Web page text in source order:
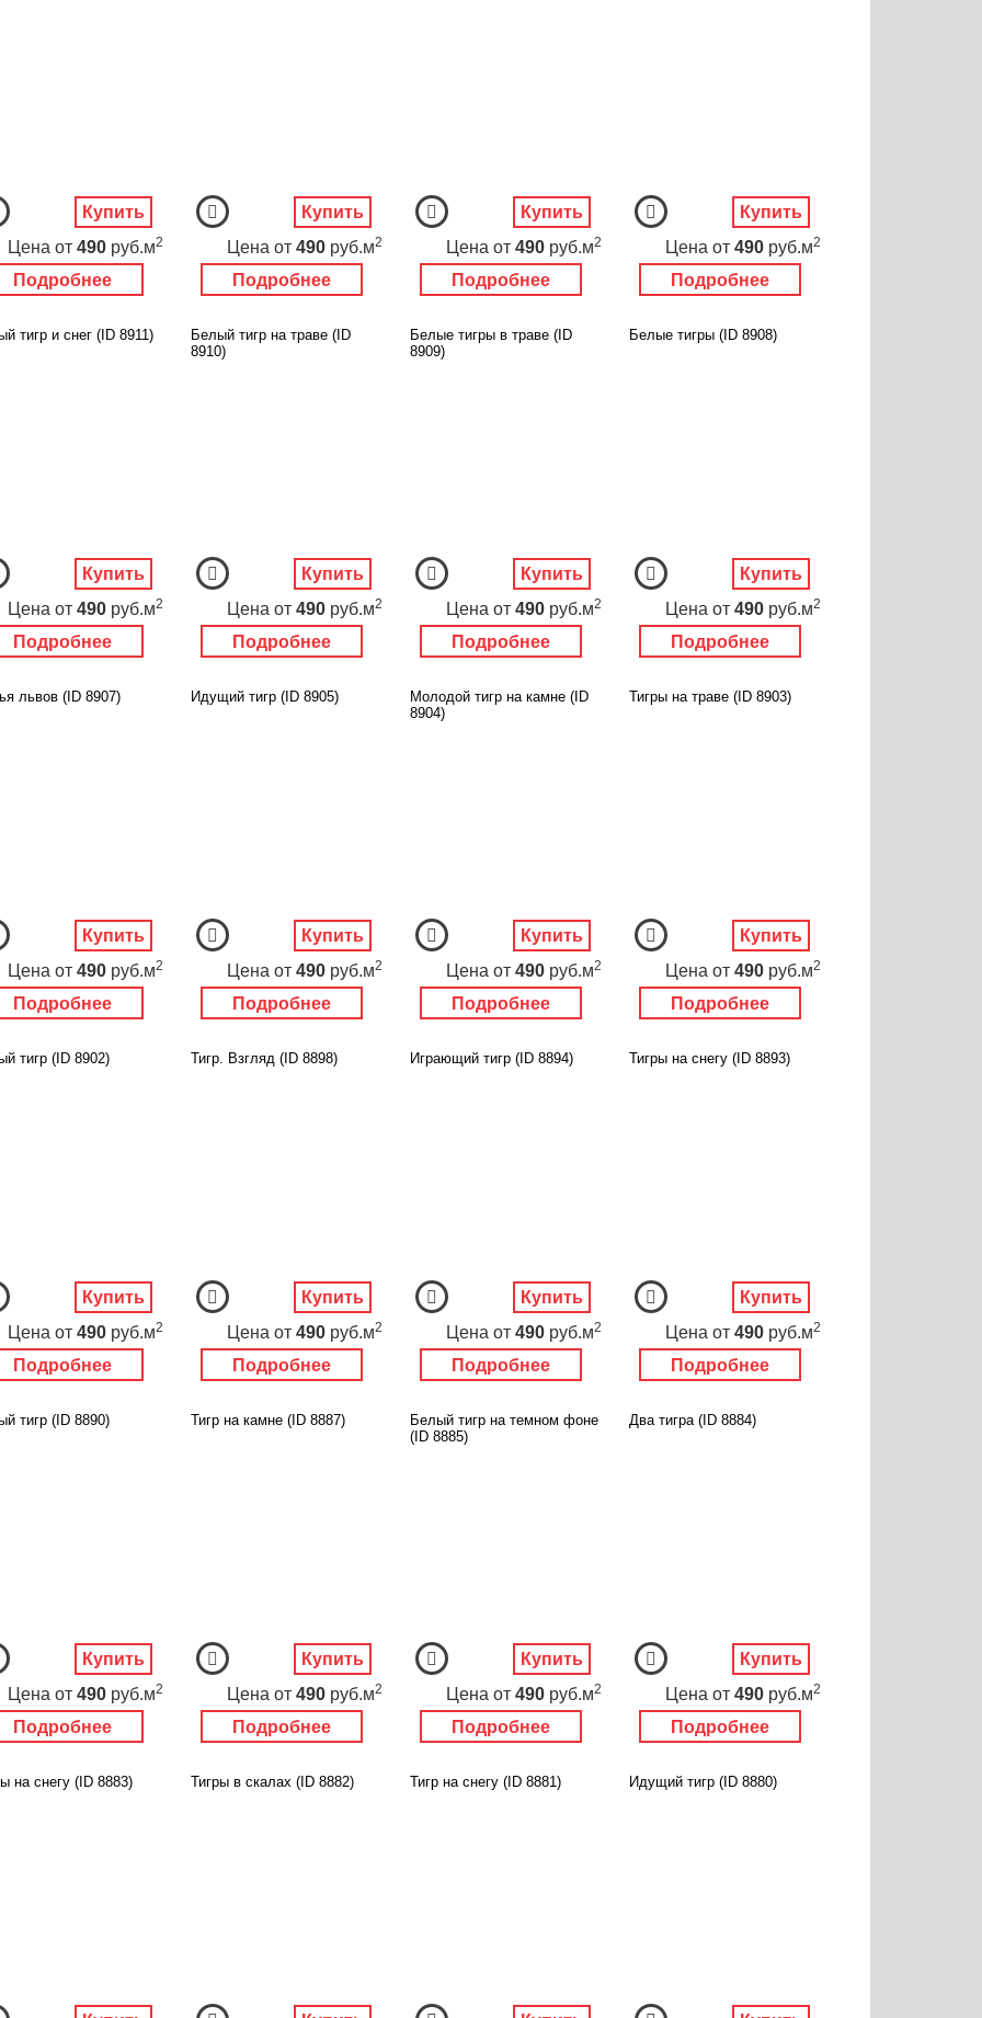
Подробнее
Цена от 490 руб.м2
Купить
Подробнее
Цена от 490 руб.м2
Купить
Подробнее
Цена от 490 руб.м2
Купить
Подробнее
Цена от 490 руб.м2
Купить
тигр и снег (ID 8911)
Подробнее
Цена от 490 руб.м2
Купить
Белый тигр на траве (ID
8910)
Подробнее
Цена от 490 руб.м2
Купить
Белые тигры в траве (ID
8909)
Подробнее
Цена от 490 руб.м2
Купить
Белые тигры (ID 8908)
Подробнее
Цена от 490 руб.м2
Купить
львов (ID 8907)
Подробнее
Цена от 490 руб.м2
Купить
Идущий тигр (ID 8905)
Подробнее
Цена от 490 руб.м2
Купить
Молодой тигр на камне (ID
8904)
Подробнее
Цена от 490 руб.м2
Купить
Тигры на траве (ID 8903)
Подробнее
Цена от 490 руб.м2
Купить
тигр (ID 8902)
Подробнее
Цена от 490 руб.м2
Купить
Тигр. Взгляд (ID 8898)
Подробнее
Цена от 490 руб.м2
Купить
Играющий тигр (ID 8894)
Подробнее
Цена от 490 руб.м2
Купить
Тигры на снегу (ID 8893)
Подробнее
Цена от 490 руб.м2
Купить
тигр (ID 8890)
Подробнее
Цена от 490 руб.м2
Купить
Тигр на камне (ID 8887)
Подробнее
Цена от 490 руб.м2
Купить
Белый тигр на темном фоне
(ID 8885)
Подробнее
Цена от 490 руб.м2
Купить
Два тигра (ID 8884)
Подробнее
Цена от 490 руб.м2
Купить
на снегу (ID 8883) Тигры в скалах (ID 8882) Тигр на снегу (ID 8881) Идущий тигр (ID 8880)